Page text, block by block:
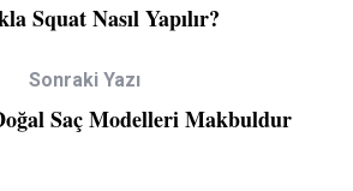
Squat Nasıl Yapılır?
Sonraki Yazı
Saç Modelleri Makbuldur